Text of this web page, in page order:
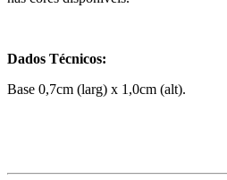
Dados Técnicos:
Base 0,7cm (larg) x 1,0cm (alt).